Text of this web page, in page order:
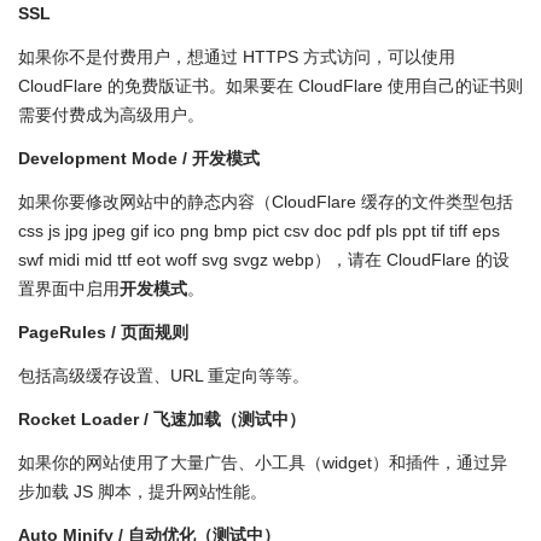
SSL
如果你不是付费用户，想通过 HTTPS 方式访问，可以使用
CloudFlare 的免费版证书。如果要在 CloudFlare 使用自己的证书则
需要付费成为高级用户。
Development Mode / 开发模式
如果你要修改网站中的静态内容（CloudFlare 缓存的文件类型包括
css js jpg jpeg gif ico png bmp pict csv doc pdf pls ppt tif tiff eps
swf midi mid ttf eot woff svg svgz webp），请在 CloudFlare 的设
置界面中启用开发模式。
PageRules / 页面规则
包括高级缓存设置、URL 重定向等等。
Rocket Loader / 飞速加载（测试中）
如果你的网站使用了大量广告、小工具（widget）和插件，通过异
步加载 JS 脚本，提升网站性能。
Auto Minify / 自动优化（测试中）